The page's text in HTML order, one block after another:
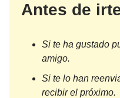
Antes de
Si te ha gustado
amigo.
Si te lo han
recibir el próximo.